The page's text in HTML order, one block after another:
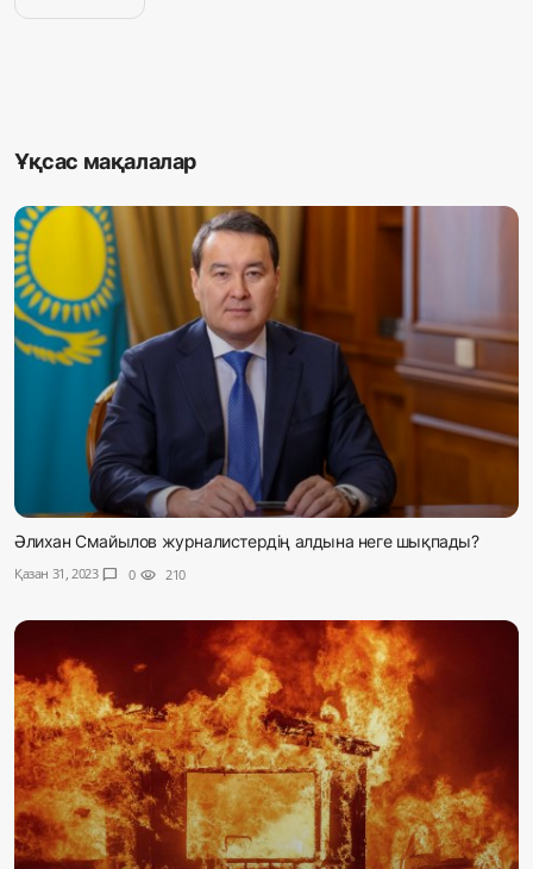
Ұқсас мақалалар
Әлихан Смайылов журналистердің алдына неге шықпады?
Қазан 31, 2023 chat_bubble 0 visibility 210